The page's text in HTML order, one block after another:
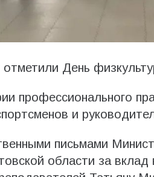
День
профессионального
и
письмами
области за вклад